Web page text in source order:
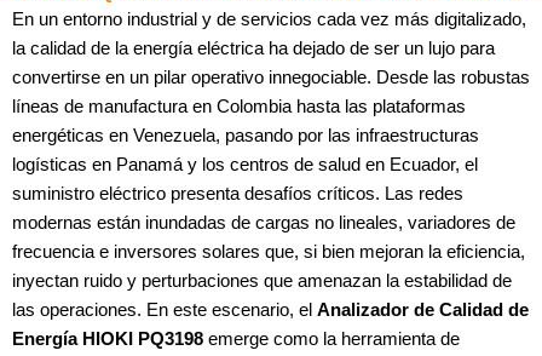
En un entorno industrial y de servicios cada vez más digitalizado,
la calidad de la energía eléctrica ha dejado de ser un lujo para
convertirse en un pilar operativo innegociable. Desde las robustas
líneas de manufactura en Colombia hasta las plataformas
energéticas en Venezuela, pasando por las infraestructuras
logísticas en Panamá y los centros de salud en Ecuador, el
suministro eléctrico presenta desafíos críticos. Las redes
modernas están inundadas de cargas no lineales, variadores de
frecuencia e inversores solares que, si bien mejoran la eficiencia,
inyectan ruido y perturbaciones que amenazan la estabilidad de
las operaciones. En este escenario, el Analizador de Calidad de
Energía HIOKI PQ3198 emerge como la herramienta de